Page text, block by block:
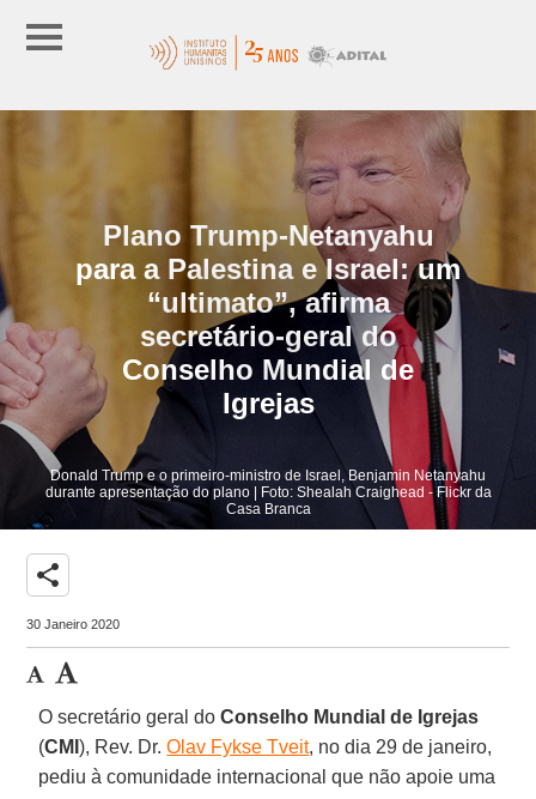
Plano Trump-Netanyahu
para a Palestina e Israel: um
“ultimato”, afirma
secretário-geral do
Conselho Mundial de
Igrejas
Donald Trump e o primeiro-ministro de Israel, Benjamin Netanyahu
durante apresentação do plano | Foto: Shealah Craighead - Flickr da
Casa Branca
share
30 Janeiro 2020
O secretário geral doConselho Mundial de Igrejas
(CMI), Rev. Dr. Olav Fykse Tveit, no dia 29 de janeiro,
pediu à comunidade internacional que não apoie uma